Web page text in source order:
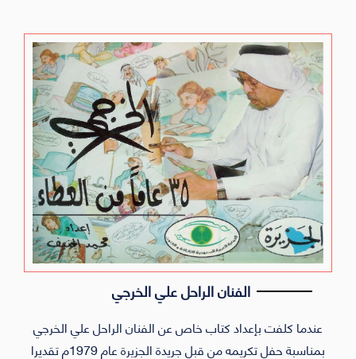
الفنان الراحل علي الخرجي
عندما كلفت بإعداد كتاب خاص عن الفنان الراحل علي الخرجي
بمناسبة حفل تكريمه من قبل جريدة الجزيرة عام 1979م تقديرا